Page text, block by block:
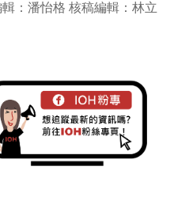
：潘怡格 核稿編輯：林立